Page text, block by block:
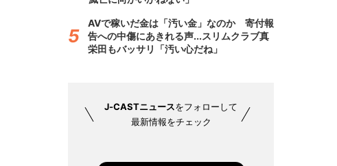
AVで稼いだ金は「汚い金」なのか 寄付報
告への中傷にあきれる声...スリムクラブ真
栄田もバッサリ「汚い心だね」
J-CASTニュースをフォローして
最新情報をチェック